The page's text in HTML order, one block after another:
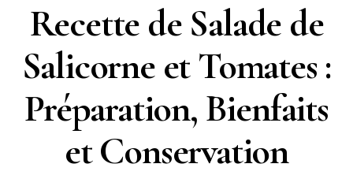
Recette de Salade de
Salicorne et Tomates :
Préparation, Bienfaits
et Conservation